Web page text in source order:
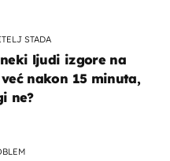
STADA
ljudi izgore na
nakon 15 minuta,
ne?